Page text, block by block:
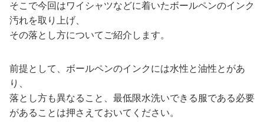
そこで今回はワイシャツなどに着いたボールペンのインク
汚れを取り上げ、
その落とし方についてご紹介します。
前提として、ボールペンのインクには水性と油性とがあ
り、
落とし方も異なること、最低限水洗いできる服である必要
があることは押さえておいてください。